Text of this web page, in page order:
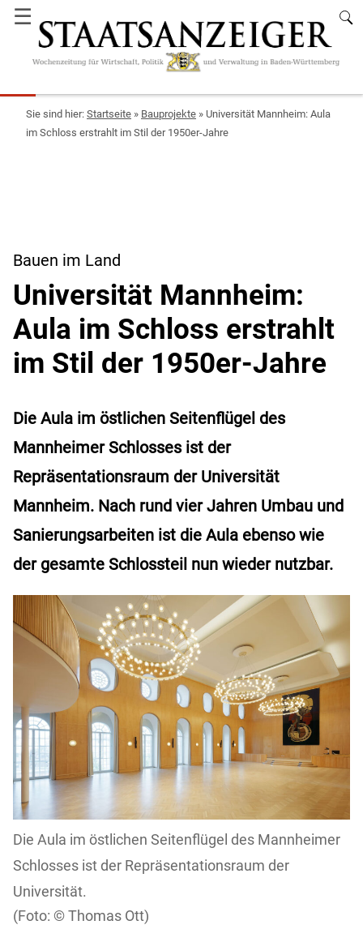
☰
Startseite » Bauprojekte » Universität Mannheim: Aula
im Schloss erstrahlt im Stil der 1950er-Jahre
Bauen im Land
Universität Mannheim:
Aula im Schloss erstrahlt
im Stil der 1950er-Jahre
Die Aula im östlichen Seitenflügel des
Mannheimer Schlosses ist der
Repräsentationsraum der Universität
Mannheim. Nach rund vier Jahren Umbau und
Sanierungsarbeiten ist die Aula ebenso wie
der gesamte Schlossteil nun wieder nutzbar.
Die Aula im östlichen Seitenflügel des Mannheimer
Schlosses ist der Repräsentationsraum der
Universität.
Thomas Ott)